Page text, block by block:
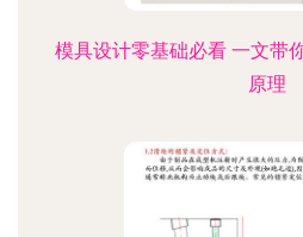
模具设计零基础必看 一文带
原理